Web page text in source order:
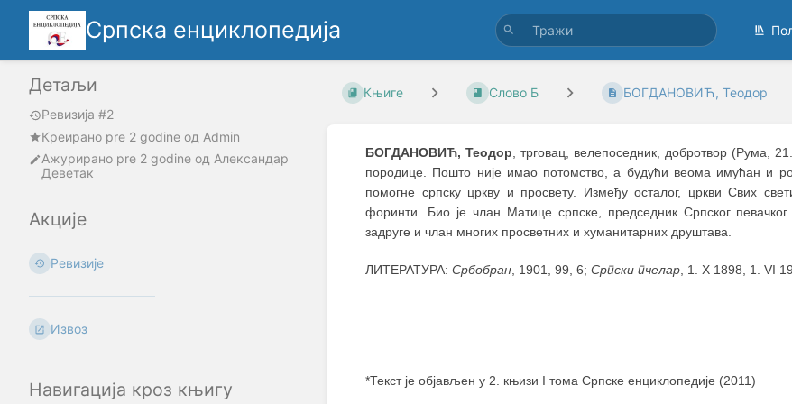
Српска енциклопедија
Детаљи
Ревизија #2
Креирано pre 2 godine oд Admin
Ажурирано pre 2 godine од Александар
Деветак
Акције
Ревизије
Извоз
Навигација кроз књигу
Књиге Слово Б БОГДАНОВИЋ, Теодор
БОГДАНОВИЋ, Теодор, трговац, велепоседник, добротвор (Рума,
породице. Пошто није имао потомство, а будући веома имућан и
помогне српску цркву и просвету. Између осталог, цркви Свих
форинти. Био је члан Матице српске, председник Српског
задруге и члан многих просветних и хуманитарних друштава.
ЛИТЕРАТУРА: Србобран , 1901, 99, 6; Српски пчелар , 1. X 1898, 1. VI
*Текст је објављен у 2. књизи I тома Српске енциклопедије (2011)